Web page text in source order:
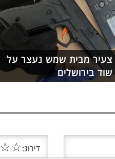
צעיר מבית שמש נעצר על
שוד בירושלים
דירוג:☆
☆